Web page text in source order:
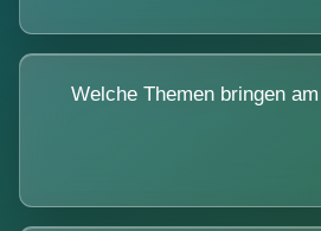
Welche Themen bringen